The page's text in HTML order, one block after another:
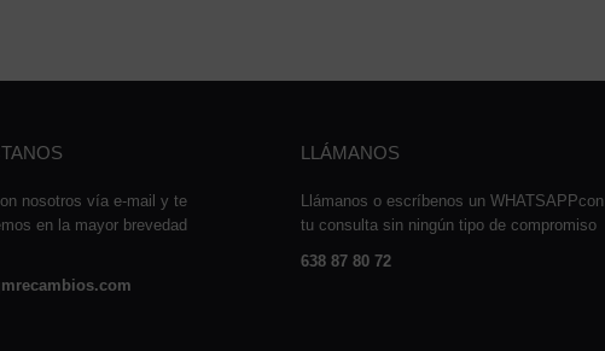
nosotros vía e-mail y te
en la mayor brevedad
LLÁMANOS
Llámanos o escríbenos un WHATSAPPcon
tu consulta sin ningún tipo de compromiso
638 87 80 72